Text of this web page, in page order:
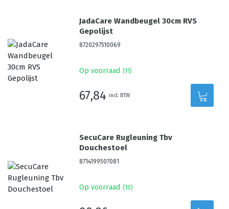
JadaCare Wandbeugel 30cm RVS
Gepolijst
8720297510069
Op voorraad (11 )
67,84 incl. BTW
SecuCare Rugleuning Tbv
Douchestoel
8714199507081
Op voorraad (10)